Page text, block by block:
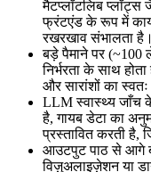
मैटप्लॉटलिब
फ्रंटएंड के रूप में
रखरखाव संभालता है।
बड़े पैमाने पर
निर्भरता के साथ
और सारांशों का
LLM स्वास्थ्य जाँच
है, गायब डेटा का
प्रस्तावित करती है,
आउटपुट पाठ से आगे
विज़ुअलाइज़ेशन या